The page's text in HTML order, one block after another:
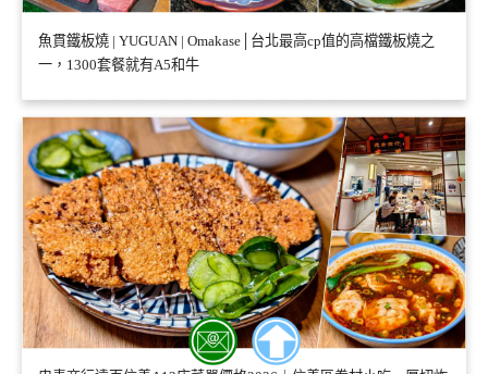
魚貫鐵板燒 | YUGUAN | Omakase│台北最高cp值的高檔鐵板燒之
一，1300套餐就有A5和牛